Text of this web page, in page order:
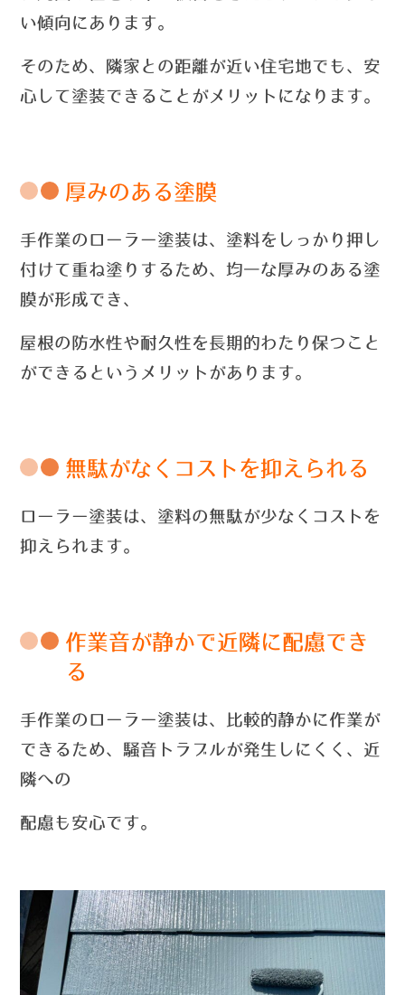
い傾向にあります。
そのため、 隣家との距離が近い住宅地でも、安
心して塗装できることがメリットになります。
厚みのある塗膜
手作業のローラー塗装は、 塗料をしっかり押し
付けて重ね塗りするため、均一な厚みのある塗
膜が形成でき、
屋根の防水性や耐久性を長期的わたり保つこと
ができるというメリットがあります。
無駄がなくコストを抑えられる
ローラー塗装は、塗料の無駄が少なくコストを
抑えられます。
作業音が静かで近隣に配慮でき
る
手作業のローラー塗装は、比較的静かに作業が
できるため、騒音トラブルが発生しにくく、近
隣への
配慮も安心です。